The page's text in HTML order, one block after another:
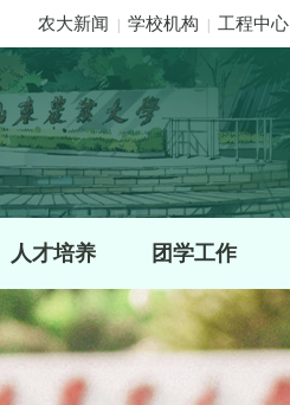
农大新闻 学校机构 工程中心
人才培养 团学工作